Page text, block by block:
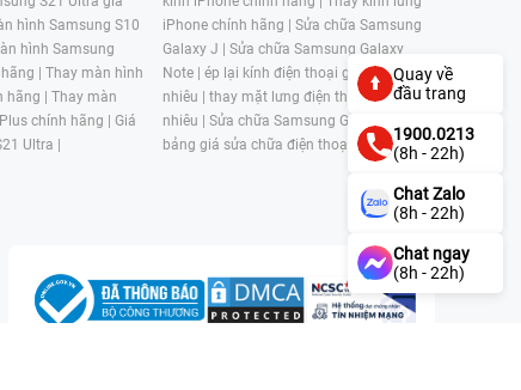
hình Samsung S10
hình Samsung
| Thay màn hình
hãng | Thay màn
chính hãng | Giá
Ultra |
iPhone chính hãng | Sửa chữa Samsung
Galaxy J | Sửa chữa Samsung Galaxy
Note | ép lại kính điện thoại giá bao
nhiêu | thay mặt lưng điện thoại giá bao
nhiêu | Sửa chữa Samsung Galaxy S |
bảng giá sửa chữa điện thoại samsung |
Quay về
đầu trang
1900.0213
(8h - 22h)
Chat Zalo
(8h - 22h)
Chat ngay
(8h - 22h)